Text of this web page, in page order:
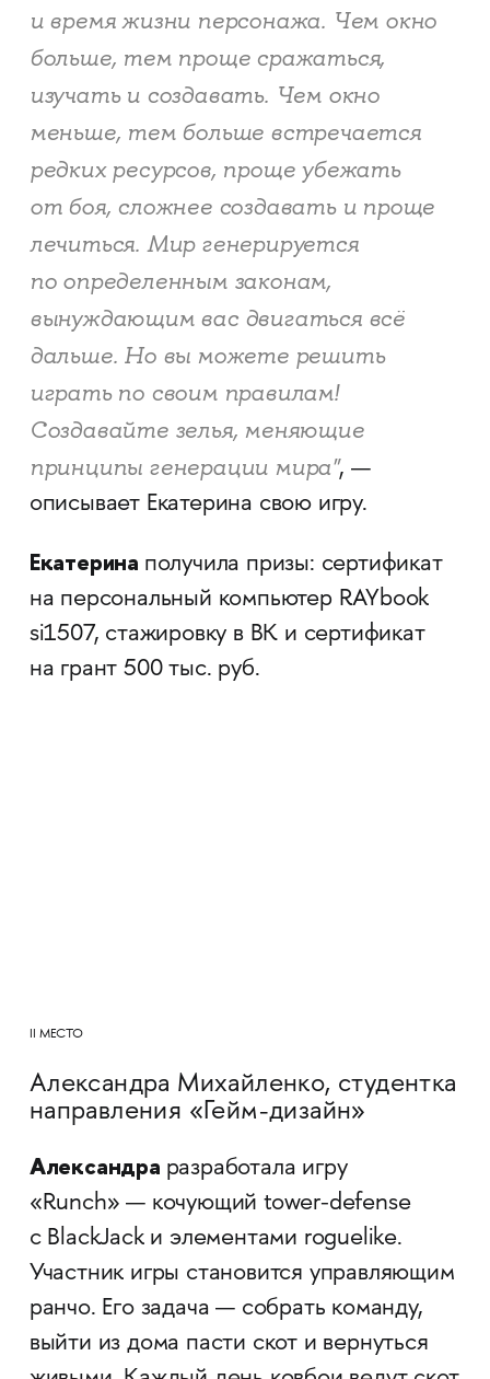
и время жизни персонажа. Чем окно
больше, тем проще сражаться,
изучать и создавать. Чем окно
меньше, тем больше встречается
редких ресурсов, проще убежать
от боя, сложнее создавать и проще
лечиться. Мир генерируется
по определенным законам,
вынуждающим вас двигаться всё
дальше. Но вы можете решить
играть по своим правилам!
Создавайте зелья, меняющие
принципы генерации мира", —
описывает Екатерина свою игру.
Екатерина получила призы: сертификат
на персональный компьютер RAYbook
si1507, стажировку в ВК и сертификат
на грант 500 тыс. руб.
II МЕСТО
Александра Михайленко, студентка
направления «Гейм-дизайн»
Александра разработала игру
«Runch» — кочующий tower-defense
с BlackJack и элементами roguelike.
Участник игры становится управляющим
ранчо. Его задача — собрать команду,
выйти из дома пасти скот и вернуться